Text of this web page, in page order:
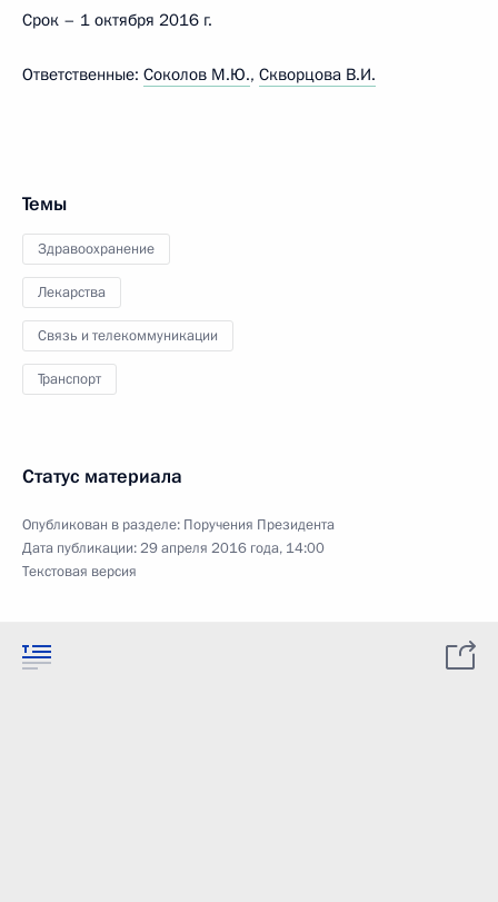
Срок – 1 октября 2016 г.
Ответственные: Соколов М.Ю., Скворцова В.И.
Темы
Здравоохранение
Лекарства
Связь и телекоммуникации
Транспорт
Статус материала
Опубликован в разделе: Поручения Президента
Дата публикации:29 апреля 2016 года, 14:00
Текстовая версия